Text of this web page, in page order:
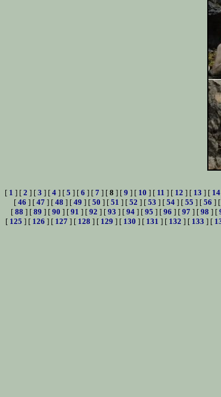
[ 1 ] [ 2 ] [ 3 ] [ 4 ] [ 5 ] [ 6 ] [ 7 ] [ 8 ] [ 9 ] [ 10 ] [ 11 ] [ 12 ] [ 13 ] [ 14
[ 46 ] [ 47] [ 48 ] [ 49 ] [ 50 ] [ 51 ] [ 52 ] [ 53 ] [ 54] [ 55 ] [ 56 ] [
[ 88 ] [ 89 ] [ 90 ] [ 91 ] [ 92 ] [ 93 ] [ 94 ] [ 95 ] [ 96 ] [ 97 ] [ 98 ] [
[ 125 ] [ 126 ] [ 127] [ 128 ] [ 129 ] [ 130 ] [ 131 ] [ 132 ] [ 133 ] [